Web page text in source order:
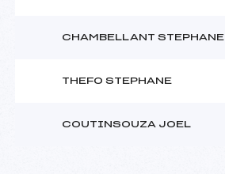
CHAMBELLANT STEPHANE
THEFO STEPHANE
COUTINSOUZA JOEL